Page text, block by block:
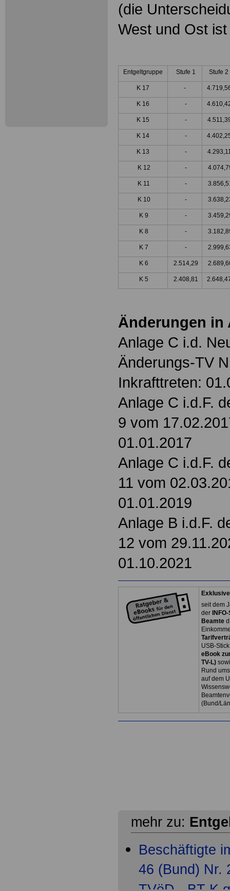
(die
West und Ost
Entgeltgruppe Stufe 1 Stufe 2
K 17 -
K 16 -
K 15 -
K 14 -
K 13 -
K 12 -
K 11 -
K 10 -
K 9 -
K 8 -
K 7 -
K 6 2.514,29
K 5 2.408,81
Änderungen in
Anlage C i.d.
Änderungs-TV
Inkrafttreten:
Anlage C i.d.F.
9 vom
01.01.2017
Anlage C i.d.F.
11 vom
01.01.2019
Anlage B i.d.F.
12 vom
01.10.2021
seit dem
der
Beamte
USB-
eBook
TV-L)
Rund
auf dem
(Bund/
mehr zu:
Beschäftigte
46 (Bund) Nr.